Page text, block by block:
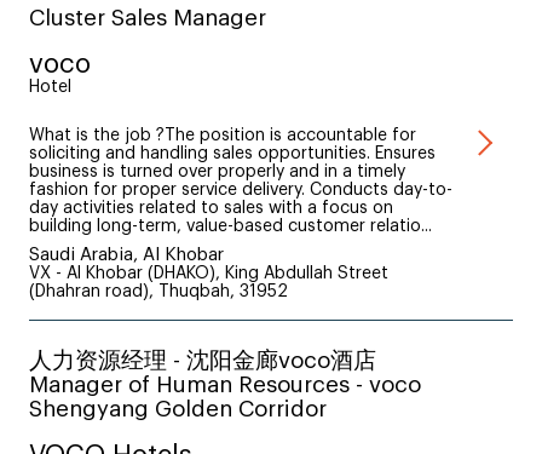
Cluster Sales Manager
voco
Hotel
What is the job ?The position is accountable for
soliciting and handling sales opportunities. Ensures
business is turned over properly and in a timely
fashion for proper service delivery. Conducts day-to-
day activities related to sales with a focus on
building long-term, value-based customer relatio...
Saudi Arabia, Al Khobar
VX - Al Khobar (DHAKO), King Abdullah Street
(Dhahran road), Thuqbah, 31952
人力资源经理 - 沈阳金廊voco酒店
Manager of Human Resources - voco
Shengyang Golden Corridor